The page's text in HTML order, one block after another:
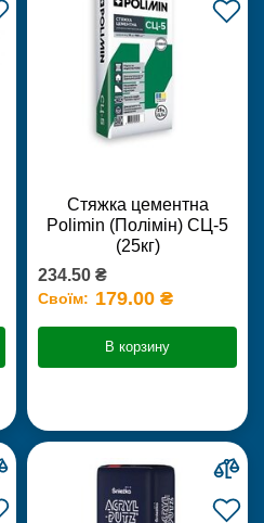
Стяжка цементна
Polimin (Полімін) СЦ-5
(25кг)
234.50 ₴
Своїм: 179.00 ₴
В корзину